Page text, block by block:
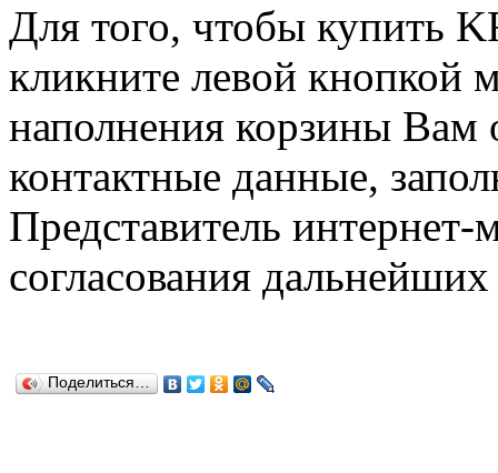
Для того, чтобы купить
кликните левой
наполнения корзины Вам
контактные данные,
Представитель
согласования
Поделиться…